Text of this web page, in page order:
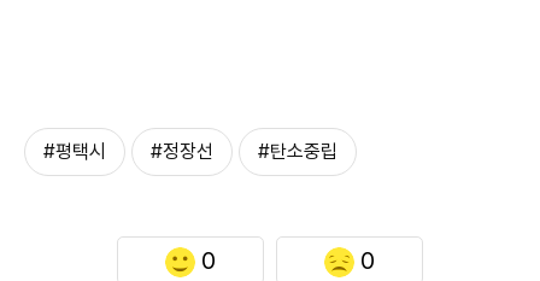
#평택시 #정장선 #탄소중립
0 0